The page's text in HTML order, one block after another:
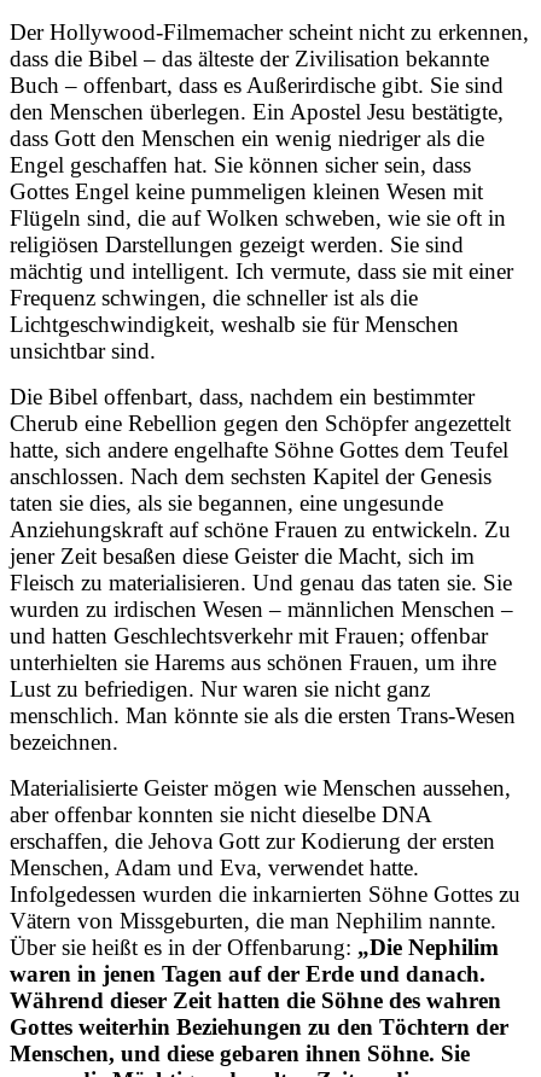
Der Hollywood-Filmemacher scheint nicht zu erkennen,
dass die Bibel – das älteste der Zivilisation bekannte
Buch – offenbart, dass es Außerirdische gibt. Sie sind
den Menschen überlegen. Ein Apostel Jesu bestätigte,
dass Gott den Menschen ein wenig niedriger als die
Engel geschaffen hat. Sie können sicher sein, dass
Gottes Engel keine pummeligen kleinen Wesen mit
Flügeln sind, die auf Wolken schweben, wie sie oft in
religiösen Darstellungen gezeigt werden. Sie sind
mächtig und intelligent. Ich vermute, dass sie mit einer
Frequenz schwingen, die schneller ist als die
Lichtgeschwindigkeit, weshalb sie für Menschen
unsichtbar sind.
Die Bibel offenbart, dass, nachdem ein bestimmter
Cherub eine Rebellion gegen den Schöpfer angezettelt
hatte, sich andere engelhafte Söhne Gottes dem Teufel
anschlossen. Nach dem sechsten Kapitel der Genesis
taten sie dies, als sie begannen, eine ungesunde
Anziehungskraft auf schöne Frauen zu entwickeln. Zu
jener Zeit besaßen diese Geister die Macht, sich im
Fleisch zu materialisieren. Und genau das taten sie. Sie
wurden zu irdischen Wesen – männlichen Menschen –
und hatten Geschlechtsverkehr mit Frauen; offenbar
unterhielten sie Harems aus schönen Frauen, um ihre
Lust zu befriedigen. Nur waren sie nicht ganz
menschlich. Man könnte sie als die ersten Trans-Wesen
bezeichnen.
Materialisierte Geister mögen wie Menschen aussehen,
aber offenbar konnten sie nicht dieselbe DNA
erschaffen, die Jehova Gott zur Kodierung der ersten
Menschen, Adam und Eva, verwendet hatte.
Infolgedessen wurden die inkarnierten Söhne Gottes zu
Vätern von Missgeburten, die man Nephilim nannte.
Über sie heißt es in der Offenbarung: „Die Nephilim
waren in jenen Tagen auf der Erde und danach.
Während dieser Zeit hatten die Söhne des wahren
Gottes weiterhin Beziehungen zu den Töchtern der
Menschen, und diese gebaren ihnen Söhne. Sie